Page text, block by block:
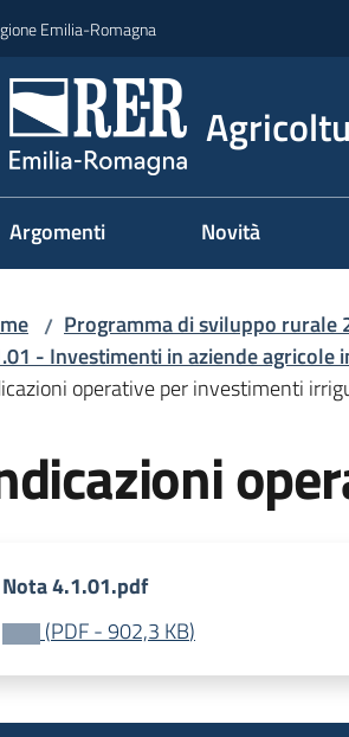
Emilia-Romagna
Argomenti Novità
/ Programma di sviluppo rurale
- Investimenti in aziende agricole
operative per investimenti
Nota 4.1.01.pdf
(PDF-902,3 KB)